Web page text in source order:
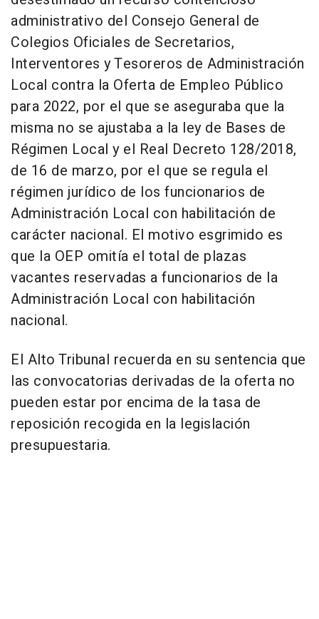
administrativo del Consejo General de
Colegios Oficiales de Secretarios,
Interventores y Tesoreros de Administración
Local contra la Oferta de Empleo Público
para 2022, por el que se aseguraba que la
misma no se ajustaba a la ley de Bases de
Régimen Local y el Real Decreto 128/2018,
de 16 de marzo, por el que se regula el
régimen jurídico de los funcionarios de
Administración Local con habilitación de
carácter nacional. El motivo esgrimido es
que la OEP omitía el total de plazas
vacantes reservadas a funcionarios de la
Administración Local con habilitación
nacional.
El Alto Tribunal recuerda en su sentencia que
las convocatorias derivadas de la oferta no
pueden estar por encima de la tasa de
reposición recogida en la legislación
presupuestaria.